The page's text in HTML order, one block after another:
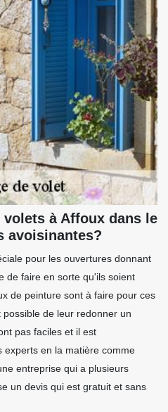
à Affoux dans le
avoisinantes?
pour les ouvertures donnant
de faire en sorte qu'ils soient
de peinture sont à faire pour ces
de leur redonner un
pas faciles et il est
experts en la matière comme
entreprise qui a plusieurs
un devis qui est gratuit et sans